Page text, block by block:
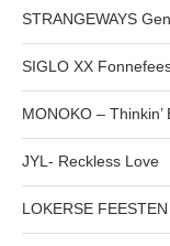
STRANGEWAYS
SIGLO XX
MONOKO –
JYL- Reckless Love
LOKERSE